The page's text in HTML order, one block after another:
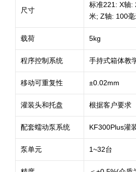
尺寸
标准221: X轴:
米; Z轴: 100
载荷 5kg
程序控制系统 手持式箱体教
移动可重复性 ±0.02mm
灌装头和托盘 根据客户要求
配套蠕动泵系统 KF300Plus灌
泵单元 1~32台